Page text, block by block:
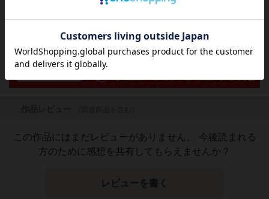
この作品にはまだレビューがありません。 今後読まれる
方のために感想を共有してもらえませんか？
レビューを書く